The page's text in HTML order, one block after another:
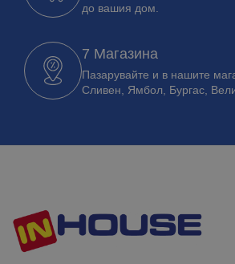
до вашия дом.
7 Магазина
Пазарувайте и в нашите
Сливен, Ямбол, Бургас,